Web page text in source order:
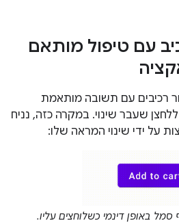
עם טיפול מותאם
רכיבים עם תשובה מותאמת
שעבר שינוי. במקרה כזה, נניח
על ידי שינוי המראה שלו:
באופן דינמי כשלוחצים עליו.